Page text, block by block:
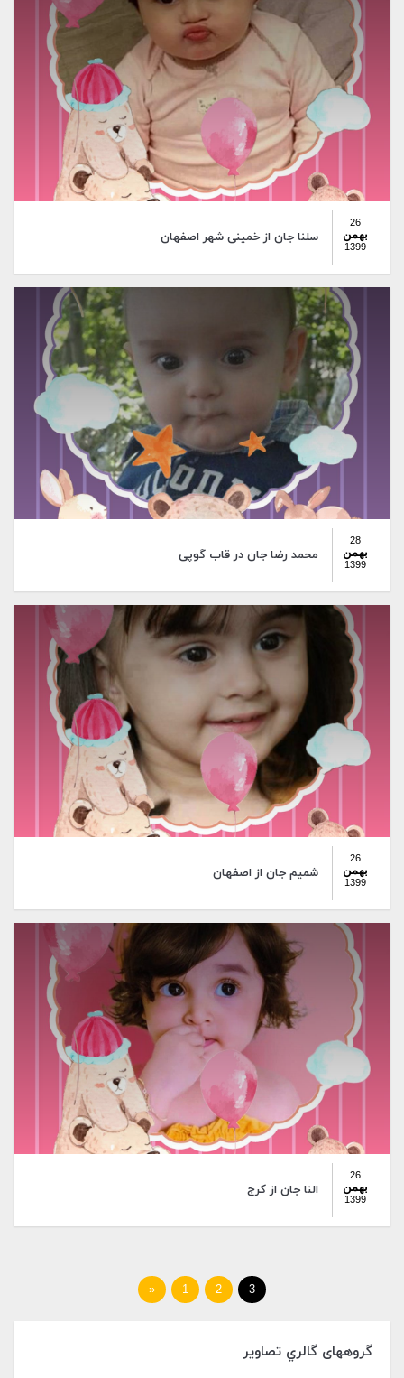
26
بهمن
1399
سلنا جان از خمینی شهر اصفهان
28
بهمن
1399
محمد رضا جان در قاب گوپی
26
بهمن
1399
شمیم جان از اصفهان
26
بهمن
1399
النا جان از کرج
« 1 2 3
گروههای گالري تصاوير